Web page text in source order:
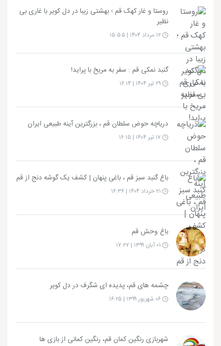
روستا و غار کهک قم ؛ بهشتی زیبا در دل کویر با غاری بی
نظیر
گنبد نمکی قم : سفر به مریخ با پراید!
دریاچه حوض سلطان قم ، بزرگترین آینه طبیعی ایران
باغ گنبد سبز قم ، باغی پنهان | کشف یک گوشه دنج از قم
باغ وحش قم
چشمه های قم، پدیده ای شگرف در دل کویر
شهربازی رنگین کمان قم، رنگین کمانی از بازی ها